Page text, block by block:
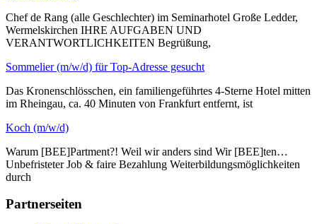
Chef de Rang (alle Geschlechter) im Seminarhotel Große Ledder,
Wermelskirchen IHRE AUFGABEN UND
VERANTWORTLICHKEITEN Begrüßung,
Sommelier (m/w/d) für Top-Adresse gesucht
Das Kronenschlösschen, ein familiengeführtes 4-Sterne Hotel mitten
im Rheingau, ca. 40 Minuten von Frankfurt entfernt, ist
Koch (m/w/d)
Warum [BEE]Partment?! Weil wir anders sind Wir [BEE]ten…
Unbefristeter Job & faire Bezahlung Weiterbildungsmöglichkeiten
durch
Partnerseiten